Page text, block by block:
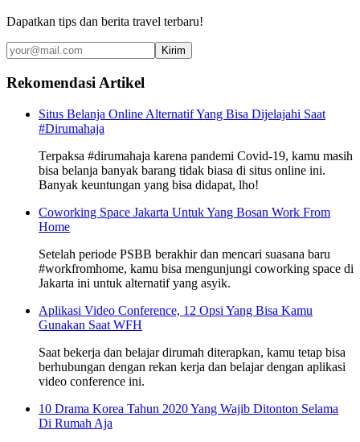
Dapatkan tips dan berita travel terbaru!
Kirim
Rekomendasi Artikel
Situs Belanja Online Alternatif Yang Bisa Dijelajahi Saat
#Dirumahaja
Terpaksa #dirumahaja karena pandemi Covid-19, kamu masih
bisa belanja banyak barang tidak biasa di situs online ini.
Banyak keuntungan yang bisa didapat, lho!
Coworking Space Jakarta Untuk Yang Bosan Work From
Home
Setelah periode PSBB berakhir dan mencari suasana baru
#workfromhome, kamu bisa mengunjungi coworking space di
Jakarta ini untuk alternatif yang asyik.
Aplikasi Video Conference, 12 Opsi Yang Bisa Kamu
Gunakan Saat WFH
Saat bekerja dan belajar dirumah diterapkan, kamu tetap bisa
berhubungan dengan rekan kerja dan belajar dengan aplikasi
video conference ini.
10 Drama Korea Tahun 2020 Yang Wajib Ditonton Selama
Di Rumah Aja